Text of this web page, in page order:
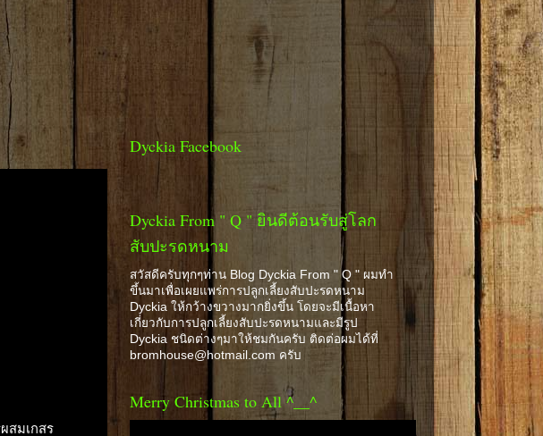
สมเกสร
Dyckia Facebook
Dyckia From " Q " ยินดีต้อนรับสู่โลก
สับปะรดหนาม
สวัสดีครับทุกๆท่าน Blog Dyckia From " Q " ผมทำ
ขึ้นมาเพื่อเผยแพร่การปลูกเลี้ยงสับปะรดหนาม
Dyckia ให้กว้างขวางมากยิ่งขึ้น โดยจะมีเนื้อหา
เกี่ยวกับการปลูกเลี้ยงสับปะรดหนามและมีรูป
Dyckia ชนิดต่างๆมาให้ชมกันครับ ติดต่อผมได้ที่
bromhouse@hotmail.com ครับ
Merry Christmas to All ^__^